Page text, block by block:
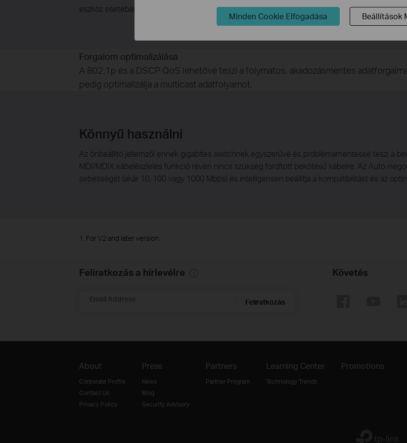
eszköz esetében, ugyanis ugyanazt a mennyiségű energiát használja a kábel a hosszától
Forgalom optimalizálása
A 802.1p és a DSCP QoS lehetővé teszi a folymatos, akadozásmentes
pedig optimalizálja a multicast adatfolyamot.
Könnyű használni
Az önbeállító jellemzői ennek gigabites switchnek egyszerűvé és problémamentessé teszi a
MDI/MDIX kábelészlelés funkció révén nincs szükség fordított bekötésű kábelre. Az Auto-
sebességét (akár 10, 100 vagy 1000 Mbps) és intelligensen beállítja a kompatibilitást és az
1. For V2 and later version.
Feliratkozás a hírlevélre
Email Address Feliratkozás
Követés
About
Corporate Profile
Contact Us
Privacy Policy
Press
News
Blog
Security Advisory
Partners
Partner Program
Learning Center
Technology Trends
Promotions
Minden Cookie Elfogadása Beállítások